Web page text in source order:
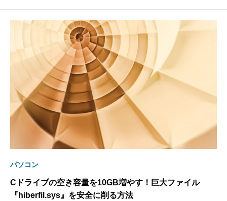
パソコン
Cドライブの空き容量を10GB増やす！巨大ファイル
『hiberfil.sys』を安全に削る方法